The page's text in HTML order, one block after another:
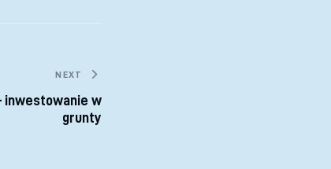
NEXT
inwestowanie w
grunty